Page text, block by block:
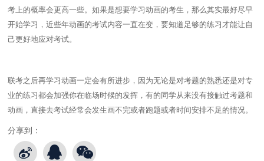
考上的概率会更高一些。如果是想要学习动画的考生，那么其实最好尽早
开始学习，近些年动画的考试内容一直在变，要知道足够的练习才能让自
己更好地应对考试。
联考之后再学习动画一定会有所进步，因为无论是对考题的熟悉还是对专
业的练习都会加强你在临场时候的发挥，有的同学从来没有接触过考题和
动画，直接去考试经常会发生画不完或者跑题或者时间安排不足的情况。
分享到：